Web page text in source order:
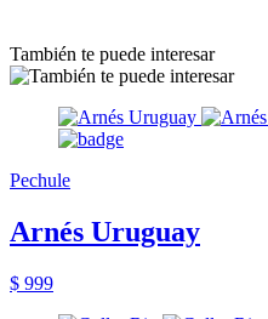
También te puede interesar
Pechule
Arnés Uruguay
$ 999